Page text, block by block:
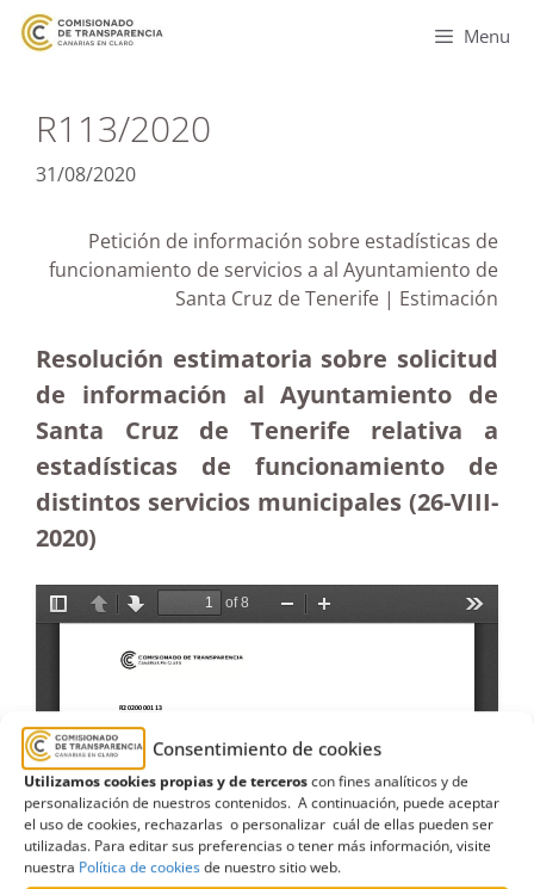
Consentimiento de cookies
Utilizamos cookies propias y de terceroscon fines analíticos y de
personalización de nuestros contenidos. A continuación, puede aceptar
el uso de cookies, rechazarlas o personalizar cuál de ellas pueden ser
utilizadas. Para editar sus preferencias o tener más información, visite
nuestra Política de cookiesde nuestro sitio web.
Menu
R113/2020
31/08/2020
Petición de información sobre estadísticas de
funcionamiento de servicios a al Ayuntamiento de
Santa Cruz de Tenerife | Estimación
Resolución estimatoria sobre solicitud
de información al Ayuntamiento de
Santa Cruz de Tenerife relativa a
estadísticas de funcionamiento de
distintos servicios municipales (26-VIII-
2020)